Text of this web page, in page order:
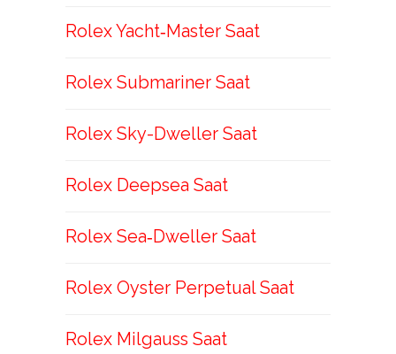
Rolex Yacht‑Master Saat
Rolex Submariner Saat
Rolex Sky-Dweller Saat
Rolex Deepsea Saat
Rolex Sea‑Dweller Saat
Rolex Oyster Perpetual Saat
Rolex Milgauss Saat